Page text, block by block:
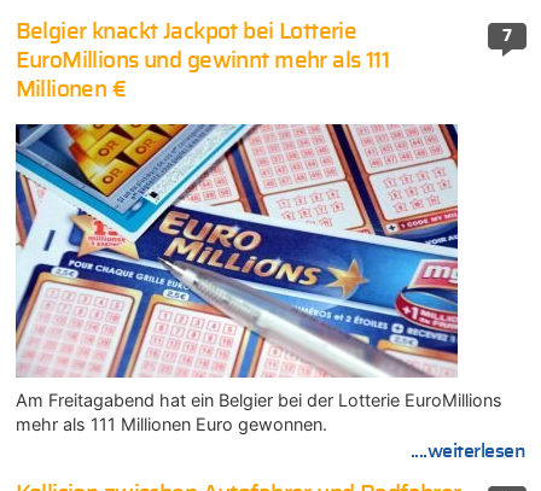
7
Belgier knackt Jackpot bei Lotterie
EuroMillions und gewinnt mehr als 111
Millionen €
Am Freitagabend hat ein Belgier bei der Lotterie EuroMillions
mehr als 111 Millionen Euro gewonnen.
....weiterlesen